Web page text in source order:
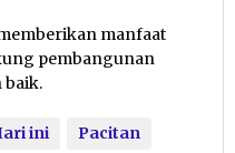
manfaat
pembangunan
baik.
ini
Pacitan